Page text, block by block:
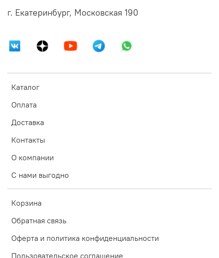
Каталог
Оплата
Доставка
Контакты
О компании
С нами выгодно
Корзина
Обратная связь
Оферта и политика конфиденциальности
Пользовательское соглашение
г. Екатеринбург, Московская 190